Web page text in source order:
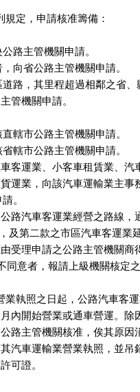
定，申請核准籌備：
公路主管機關申請。
，向省公路主管機關申請。
區道路，其里程超過相鄰之省
主管機關申請。
直轄市公路主管機關申請。
省轄市公路主管機關申請。
車客運業、小客車租賃業、
貨運業，向該汽車運輸業主
。
公路汽車客運業經營之路線，
路，及第二款之市區汽車客運
由受理申請之公路主管機關商
不同意者，報請上級機關核定
業執照之日起，公路汽車客
月內開始營業或通車營運。
公路主管機關核准，俟其原
其汽車運輸業營業執照，並
可證。